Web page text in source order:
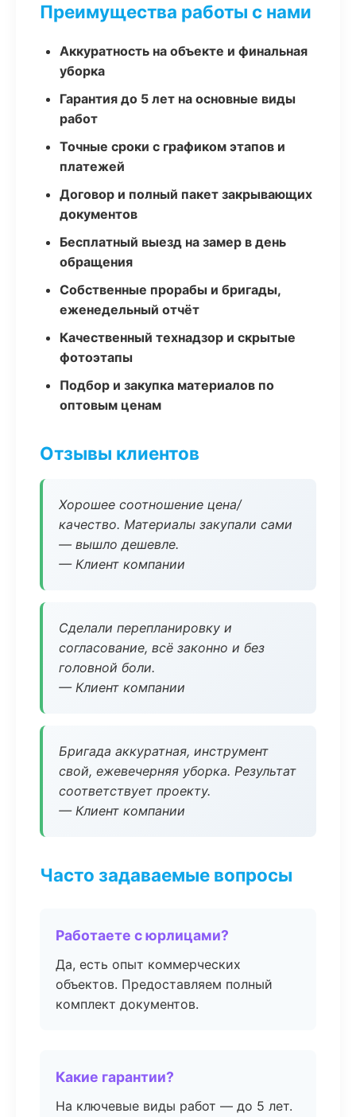
Преимущества работы с нами
Аккуратность на объекте и финальная
уборка
Гарантия до 5 лет на основные виды
работ
Точные сроки с графиком этапов и
платежей
Договор и полный пакет закрывающих
документов
Бесплатный выезд на замер в день
обращения
Собственные прорабы и бригады,
еженедельный отчёт
Качественный технадзор и скрытые
фотоэтапы
Подбор и закупка материалов по
оптовым ценам
Отзывы клиентов
Хорошее соотношение цена/
качество. Материалы закупали сами
— вышло дешевле.
— Клиент компании
Сделали перепланировку и
согласование, всё законно и без
головной боли.
— Клиент компании
Бригада аккуратная, инструмент
свой, ежевечерняя уборка. Результат
соответствует проекту.
— Клиент компании
Часто задаваемые вопросы
Работаете с юрлицами?
Да, есть опыт коммерческих
объектов. Предоставляем полный
комплект документов.
Какие гарантии?
На ключевые виды работ — до 5 лет.